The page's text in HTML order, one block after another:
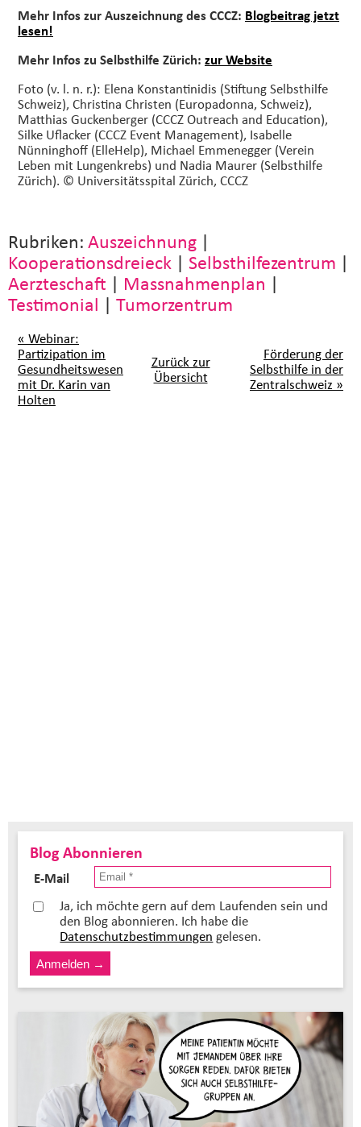
Mehr Infos zur Auszeichnung des CCCZ: Blogbeitrag jetzt
lesen!
Mehr Infos zu Selbsthilfe Zürich: zur Website
Foto (v. l. n. r.): Elena Konstantinidis (Stiftung Selbsthilfe
Schweiz), Christina Christen (Europadonna, Schweiz),
Matthias Guckenberger (CCCZ Outreach and Education),
Silke Uflacker (CCCZ Event Management), Isabelle
Nünninghoff (ElleHelp), Michael Emmenegger (Verein
Leben mit Lungenkrebs) und Nadia Maurer (Selbsthilfe
Zürich). © Universitätsspital Zürich, CCCZ
Rubriken:Auszeichnung |
Kooperationsdreieck | Selbsthilfezentrum |
Aerzteschaft | Massnahmenplan |
Testimonial | Tumorzentrum
« Webinar:
Partizipation im
Gesundheitswesen
mit Dr. Karin van
Holten
Zurück zur
Übersicht
Förderung der
Selbsthilfe in der
Zentralschweiz »
Blog Abonnieren
E-Mail
Ja, ich möchte gern auf dem Laufenden sein und
den Blog abonnieren. Ich habe die
Datenschutzbestimmungen gelesen.